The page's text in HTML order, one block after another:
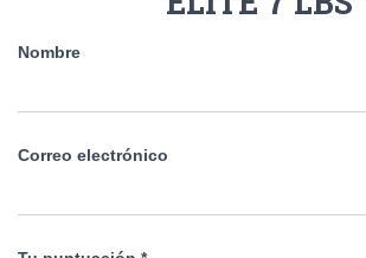
Nombre
Correo electrónico